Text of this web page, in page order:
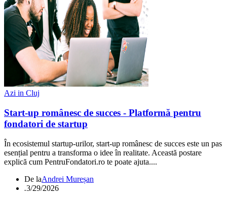
Azi in Cluj
Start‑up românesc de succes - Platformă pentru
fondatori de startup
În ecosistemul startup-urilor, start‑up românesc de succes este un pas
esențial pentru a transforma o idee în realitate. Această postare
explică cum PentruFondatori.ro te poate ajuta....
De laAndrei Mureșan
.3/29/2026